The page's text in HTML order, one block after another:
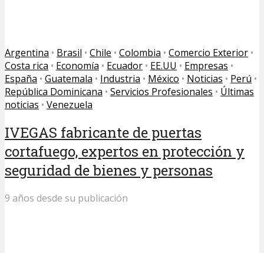
Argentina • Brasil • Chile • Colombia • Comercio Exterior •
Costa rica • Economía • Ecuador • EE.UU • Empresas •
España • Guatemala • Industria • México • Noticias • Perú •
República Dominicana • Servicios Profesionales • Últimas
noticias • Venezuela
IVEGAS fabricante de puertas
cortafuego, expertos en protección y
seguridad de bienes y personas
9 años desde su publicación